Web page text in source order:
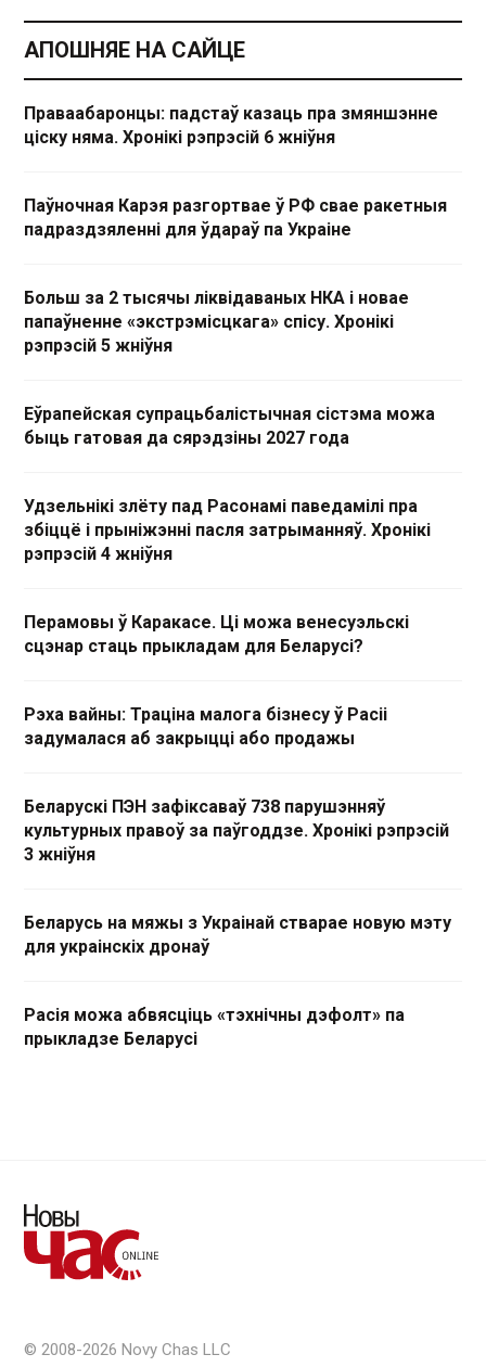
АПОШНЯЕ НА САЙЦЕ
Праваабаронцы: падстаў казаць пра змяншэнне
ціску няма. Хронікі рэпрэсій 6 жніўня
Паўночная Карэя разгортвае ў РФ свае ракетныя
падраздзяленні для ўдараў па Украіне
Больш за 2 тысячы ліквідаваных НКА і новае
папаўненне «экстрэмісцкага» спісу. Хронікі
рэпрэсій 5 жніўня
Еўрапейская супрацьбалістычная сістэма можа
быць гатовая да сярэдзіны 2027 года
Удзельнікі злёту пад Расонамі паведамілі пра
збіццё і прыніжэнні пасля затрыманняў. Хронікі
рэпрэсій 4 жніўня
Перамовы ў Каракасе. Ці можа венесуэльскі
сцэнар стаць прыкладам для Беларусі?
Рэха вайны: Траціна малога бізнесу ў Расіі
задумалася аб закрыцці або продажы
Беларускі ПЭН зафіксаваў 738 парушэнняў
культурных правоў за паўгоддзе. Хронікі рэпрэсій
3 жніўня
Беларусь на мяжы з Украінай стварае новую мэту
для украінскіх дронаў
Расія можа абвясціць «тэхнічны дэфолт» па
прыкладзе Беларусі
© 2008-2026 Novy Chas LLC